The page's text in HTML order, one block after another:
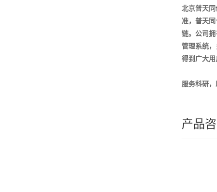
北京普天
准，普天
链。公司
管理系统
得到广大
服务科研
产品